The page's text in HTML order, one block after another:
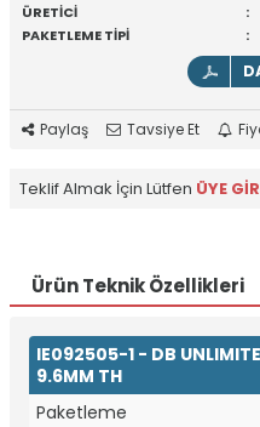
ÜRETİCİ :
PAKETLEME TİPİ :
Paylaş Tavsiye Et
Teklif Almak İçin Lütfen ÜYE
Ürün Teknik Özellikleri
IE092505-1 - DB
9.6MM TH
Paketleme